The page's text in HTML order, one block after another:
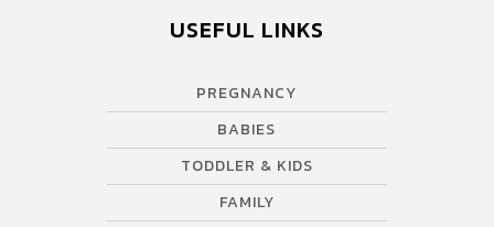
USEFUL LINKS
PREGNANCY
BABIES
TODDLER & KIDS
FAMILY